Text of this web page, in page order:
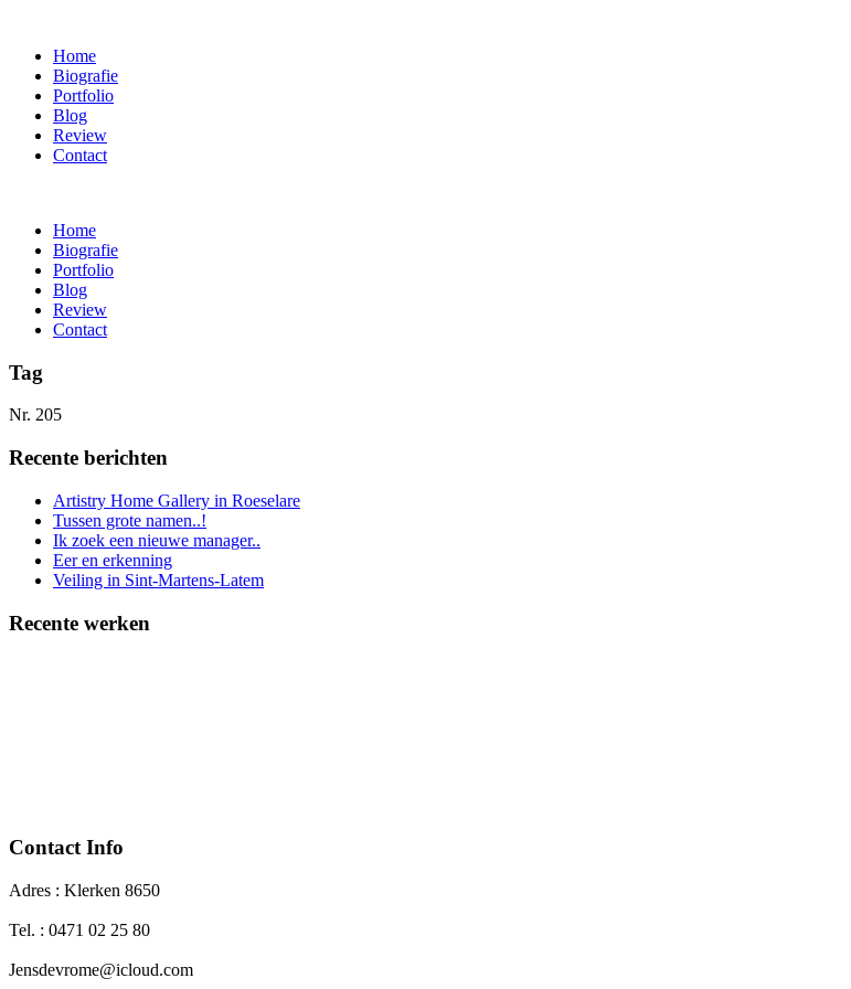
Home
Biografie
Portfolio
Blog
Review
Contact
Home
Biografie
Portfolio
Blog
Review
Contact
Tag
Nr. 205
Recente berichten
Artistry Home Gallery in Roeselare
Tussen grote namen..!
Ik zoek een nieuwe manager..
Eer en erkenning
Veiling in Sint-Martens-Latem
Recente werken
Contact Info
Adres : Klerken 8650
Tel. : 0471 02 25 80
Jensdevrome@icloud.com